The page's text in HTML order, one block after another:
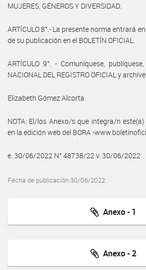
MUJERES, GÉNEROS Y DIVERSIDAD.
ARTÍCULO 8°.- La presente norma entrará
de su publicación en el BOLETÍN OFICIAL.
ARTÍCULO 9°. - Comuníquese,
NACIONAL DEL REGISTRO OFICIAL y
Elizabeth Gómez Alcorta
NOTA: El/los Anexo/s que integra/n
en la edición web del BORA -
e. 30/06/2022 N° 48738/22 v. 30/06/2022
Fecha de publicación 30/06/2022
Anexo - 1
Anexo - 2